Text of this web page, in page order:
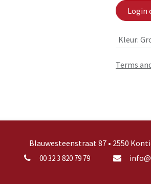
Login
Kleur:
Terms
Blauwesteenstraat 87 • 2550
00 32 3 820 79 79